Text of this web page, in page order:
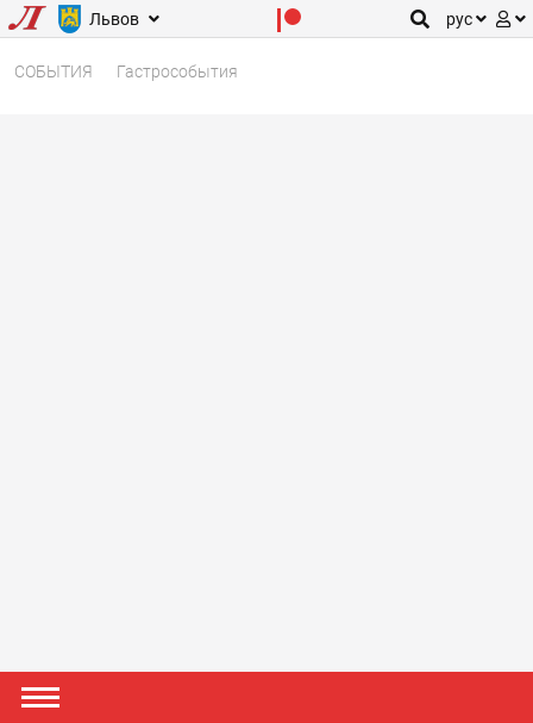
Львов рус
СОБЫТИЯ Гастрособытия